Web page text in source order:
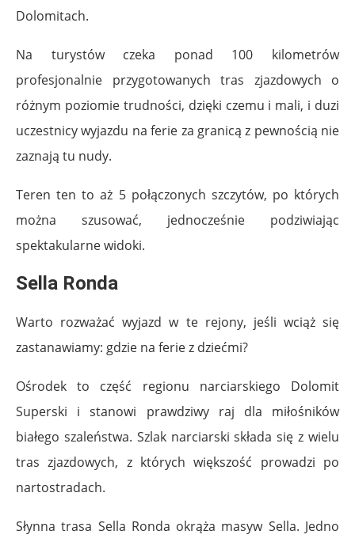
Dolomitach.
Na turystów czeka ponad 100 kilometrów
profesjonalnie przygotowanych tras zjazdowych o
różnym poziomie trudności, dzięki czemu i mali, i duzi
uczestnicy wyjazdu na ferie za granicą z pewnością nie
zaznają tu nudy.
Teren ten to aż 5 połączonych szczytów, po których
można szusować, jednocześnie podziwiając
spektakularne widoki.
Sella Ronda
Warto rozważać wyjazd w te rejony, jeśli wciąż się
zastanawiamy: gdzie na ferie z dziećmi?
Ośrodek to część regionu narciarskiego Dolomit
Superski i stanowi prawdziwy raj dla miłośników
białego szaleństwa. Szlak narciarski składa się z wielu
tras zjazdowych, z których większość prowadzi po
nartostradach.
Słynna trasa Sella Ronda okrąża masyw Sella. Jedno